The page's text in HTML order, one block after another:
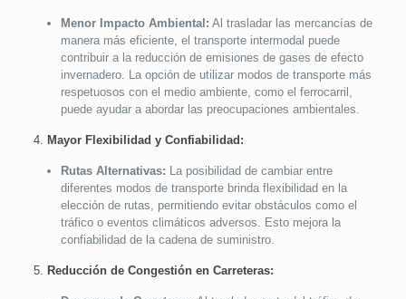
Menor Impacto Ambiental: Al trasladar las mercancías de
manera más eficiente, el transporte intermodal puede
contribuir a la reducción de emisiones de gases de efecto
invernadero. La opción de utilizar modos de transporte más
respetuosos con el medio ambiente, como el ferrocarril,
puede ayudar a abordar las preocupaciones ambientales.
4. Mayor Flexibilidad y Confiabilidad:
Rutas Alternativas: La posibilidad de cambiar entre
diferentes modos de transporte brinda flexibilidad en la
elección de rutas, permitiendo evitar obstáculos como el
tráfico o eventos climáticos adversos. Esto mejora la
confiabilidad de la cadena de suministro.
5. Reducción de Congestión en Carreteras: